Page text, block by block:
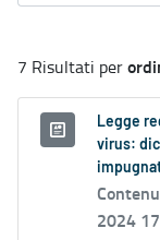
7 Risultati per
Legge
virus:
2024